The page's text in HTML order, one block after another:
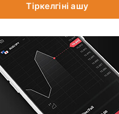
Тіркелгіні ашу